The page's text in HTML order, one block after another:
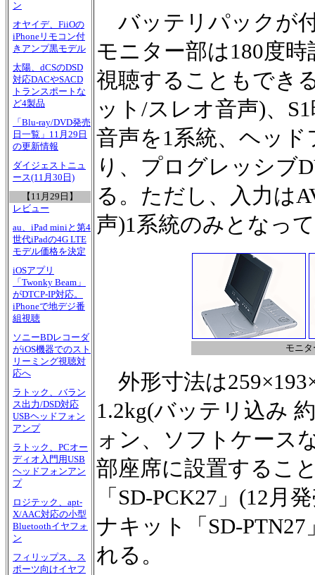
ン
オヤイデ、FiiOの
iPhoneリモコン付
きアンプ黒モデル
太陽、dCSのDSD
対応DACやSACD
トランスポートな
ど4製品
「Blu-ray/DVD発売
日一覧」11月29日
の更新情報
ダイジェストニュ
ース(11月30日)
【11月29日】
レビュー
au、iPad miniと第4
世代iPadの4G LTE
モデル価格を決定
iOSアプリ
「Twonky Beam」
がDTCP-IP対応。
iPhoneで地デジ番
組視聴
ソニーBDレコーダ
がiOS機器でのスト
リーミング視聴対
応へ
ラトック、バラン
ス出力/DSD対応
USBヘッドフォン
アンプ
ラトック、PCオー
ディオ入門用USB
ヘッドフォンアン
プ
ロジテック、apt-
X/AAC対応の小型
Bluetoothイヤフォ
ン
フィリップス、ス
ポーツ向けイヤフ
バッテリパックが
モニター部は180度
視聴することもでき
ット/スレオ音声)、
音声を1系統、ヘッ
り、プログレッシブ
る。ただし、入力は
声)1系統のみとなっ
モニ
外形寸法は
1.2kg(バッテリ込み
ォン、ソフトケース
部座席に設置するこ
「SD-PCK27」(12月
ナキット「SD-
れる。